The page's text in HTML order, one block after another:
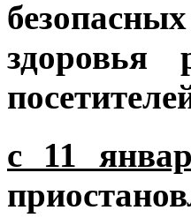
здоровья
с 11